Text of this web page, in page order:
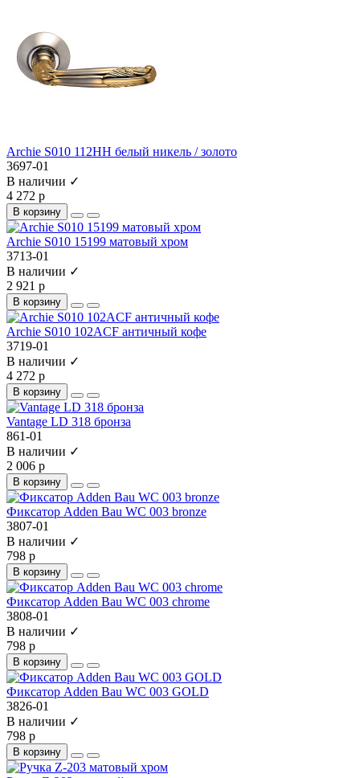
Archie S010 112HH белый никель / золото
3697-01
В наличии ✓
4 272 р
В корзину
Archie S010 15199 матовый хром
3713-01
В наличии ✓
2 921 р
В корзину
Archie S010 102ACF античный кофе
3719-01
В наличии ✓
4 272 р
В корзину
Vantage LD 318 бронза
861-01
В наличии ✓
2 006 р
В корзину
Фиксатор Adden Bau WC 003 bronze
3807-01
В наличии ✓
798 р
В корзину
Фиксатор Adden Bau WC 003 chrome
3808-01
В наличии ✓
798 р
В корзину
Фиксатор Adden Bau WC 003 GOLD
3826-01
В наличии ✓
798 р
В корзину